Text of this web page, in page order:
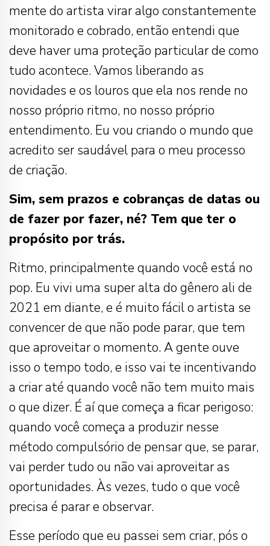
mente do artista virar algo constantemente
monitorado e cobrado, então entendi que
deve haver uma proteção particular de como
tudo acontece. Vamos liberando as
novidades e os louros que ela nos rende no
nosso próprio ritmo, no nosso próprio
entendimento. Eu vou criando o mundo que
acredito ser saudável para o meu processo
de criação.
Sim, sem prazos e cobranças de datas ou
de fazer por fazer, né? Tem que ter o
propósito por trás.
Ritmo, principalmente quando você está no
pop. Eu vivi uma super alta do gênero ali de
2021 em diante, e é muito fácil o artista se
convencer de que não pode parar, que tem
que aproveitar o momento. A gente ouve
isso o tempo todo, e isso vai te incentivando
a criar até quando você não tem muito mais
o que dizer. É aí que começa a ficar perigoso:
quando você começa a produzir nesse
método compulsório de pensar que, se parar,
vai perder tudo ou não vai aproveitar as
oportunidades. Às vezes, tudo o que você
precisa é parar e observar.
Esse período que eu passei sem criar, pós o